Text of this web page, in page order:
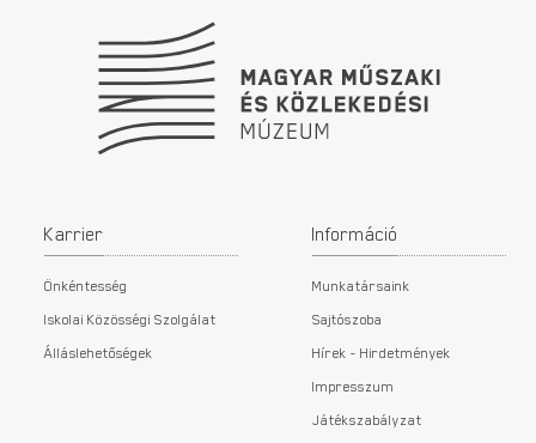
Karrier
Önkéntesség
Iskolai Közösségi Szolgálat
Álláslehetőségek
Információ
Munkatársaink
Sajtószoba
Hírek - Hirdetmények
Impresszum
Játékszabályzat